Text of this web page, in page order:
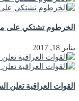
الخرطوم تشتكي على
يناير 18, 2017
القوات العراقية